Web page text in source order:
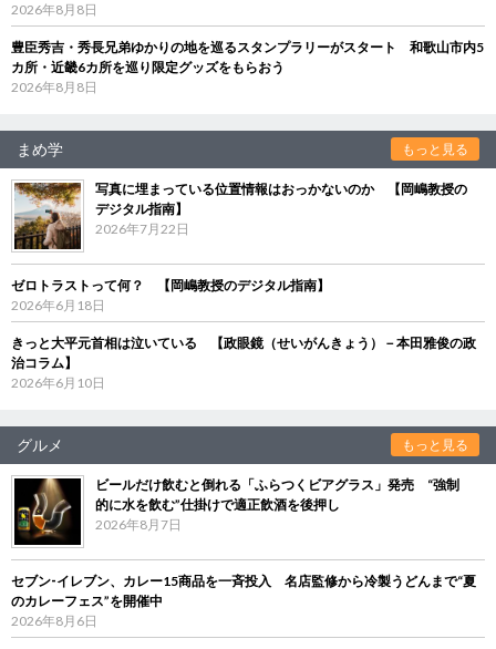
2026年8月8日
豊臣秀吉・秀長兄弟ゆかりの地を巡るスタンプラリーがスタート 和歌山市内5
カ所・近畿6カ所を巡り限定グッズをもらおう
2026年8月8日
まめ学 もっと見る
写真に埋まっている位置情報はおっかないのか 【岡嶋教授の
デジタル指南】
2026年7月22日
ゼロトラストって何？ 【岡嶋教授のデジタル指南】
2026年6月18日
きっと大平元首相は泣いている 【政眼鏡（せいがんきょう）－本田雅俊の政
治コラム】
2026年6月10日
グルメ もっと見る
ビールだけ飲むと倒れる「ふらつくビアグラス」発売 “強制
的に水を飲む”仕掛けで適正飲酒を後押し
2026年8月7日
セブン‐イレブン、カレー15商品を一斉投入 名店監修から冷製うどんまで“夏
のカレーフェス”を開催中
2026年8月6日